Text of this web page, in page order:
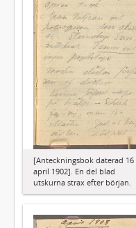
[Anteckningsbok daterad 16
april 1902]. En del blad
utskurna strax efter början.